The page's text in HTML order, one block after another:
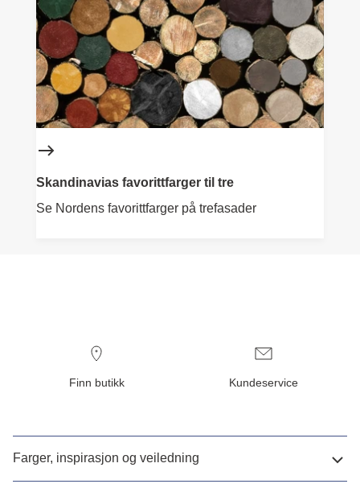
Skandinavias favorittfarger til tre
Se Nordens favorittfarger på trefasader
Finn butikk Kundeservice
Farger, inspirasjon og veiledning